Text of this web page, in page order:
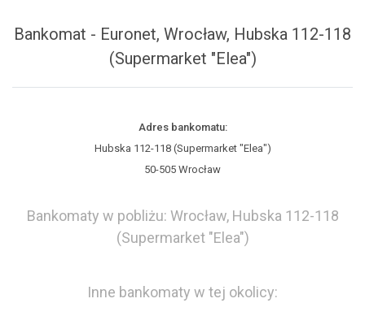
Bankomat - Euronet, Wrocław, Hubska 112-118
(Supermarket "Elea")
Adres bankomatu:
Hubska 112-118 (Supermarket "Elea")
50-505 Wrocław
Bankomaty w pobliżu: Wrocław, Hubska 112-118
(Supermarket "Elea")
Inne bankomaty w tej okolicy: